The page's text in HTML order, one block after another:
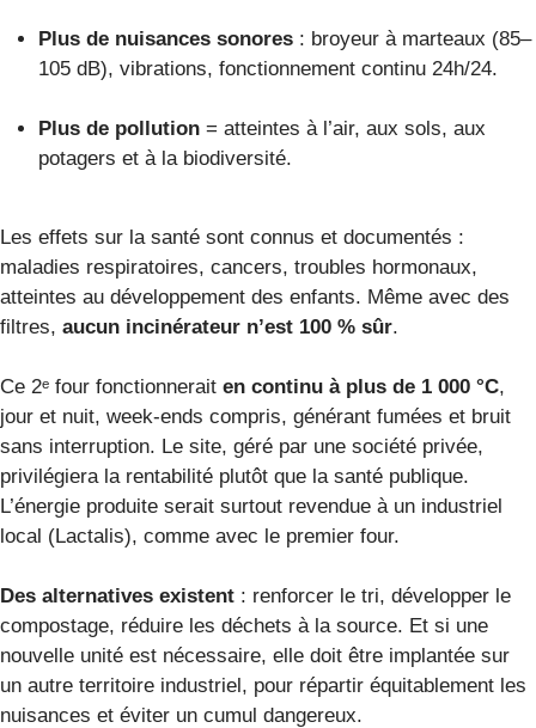
Plus de nuisances sonores : broyeur à marteaux (85–
105 dB), vibrations, fonctionnement continu 24h/24.
Plus de pollution = atteintes à l’air, aux sols, aux
potagers et à la biodiversité.
Les effets sur la santé sont connus et documentés :
maladies respiratoires, cancers, troubles hormonaux,
atteintes au développement des enfants. Même avec des
filtres, aucun incinérateur n’est 100 % sûr.
Ce 2ᵉ four fonctionnerait en continu à plus de 1 000 °C,
jour et nuit, week-ends compris, générant fumées et bruit
sans interruption. Le site, géré par une société privée,
privilégiera la rentabilité plutôt que la santé publique.
L’énergie produite serait surtout revendue à un industriel
local (Lactalis), comme avec le premier four.
Des alternatives existent : renforcer le tri, développer le
compostage, réduire les déchets à la source. Et si une
nouvelle unité est nécessaire, elle doit être implantée sur
un autre territoire industriel, pour répartir équitablement les
nuisances et éviter un cumul dangereux.